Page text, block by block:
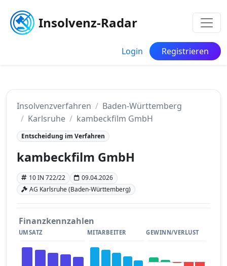
Insolvenz-Radar
Login Registrieren
Insolvenzverfahren
Baden-Württemberg
Karlsruhe
kambeckfilm GmbH
Entscheidung im Verfahren
kambeckfilm GmbH
10 IN 722/22
09.04.2026
AG Karlsruhe (Baden-Württemberg)
Finanzkennzahlen
UMSATZ MITARBEITER GEWINN/VERLUST